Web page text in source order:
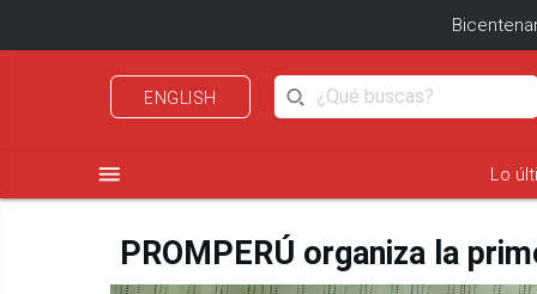
ENGLISH
menu Lo
PROMPERÚ organiza la